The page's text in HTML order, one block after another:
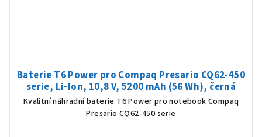
Baterie T6 Power pro Compaq Presario CQ62-450
serie, Li-Ion, 10,8 V, 5200 mAh (56 Wh), černá
Kvalitní náhradní baterie T6 Power pro notebook Compaq
Presario CQ62-450 serie